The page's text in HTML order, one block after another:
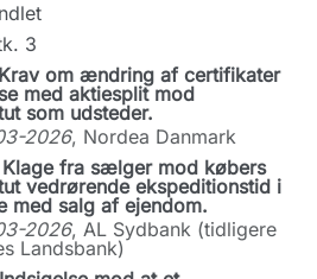
3
om ændring af certifikater
med aktiesplit mod
som udsteder.
2026, Nordea Danmark
fra sælger mod købers
vedrørende ekspeditionstid i
med salg af ejendom.
2026, AL Sydbank (tidligere
Landsbank)